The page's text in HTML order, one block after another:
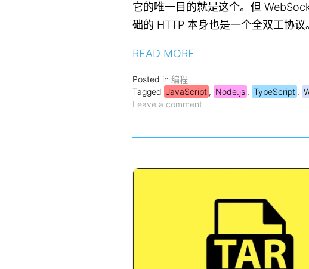
它的唯一目的就是这个。但
础的 HTTP 本身也是一个全双工协议
READ MORE
Posted in 编程
Tagged JavaScript , Node.js , TypeScript ,
Leave a comment